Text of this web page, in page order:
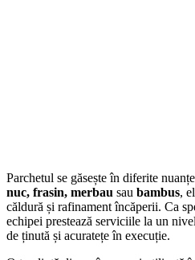
Parchetul se găsește în diferite
nuc, frasin, merbau sau bambus,
căldură și rafinament încăperii. Ca
echipei prestează serviciile la un
de ținută și acuratețe în execuție.